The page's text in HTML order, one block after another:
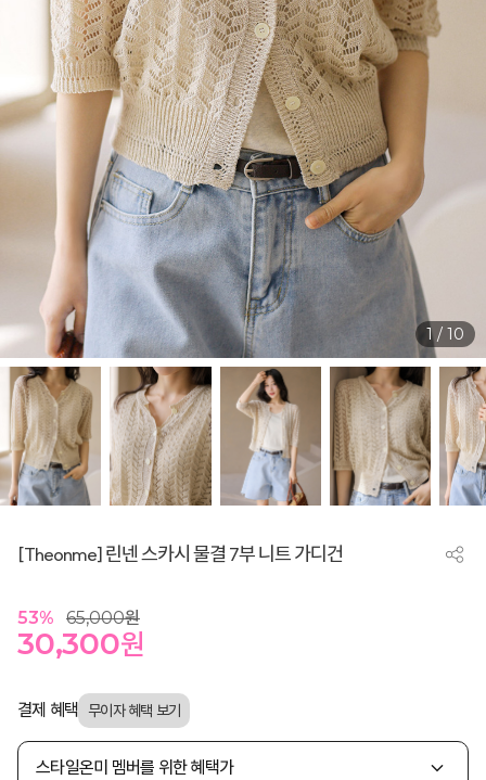
1 / 10
[Theonme] 린넨 스카시 물결 7부 니트 가디건
53% 65,000원
30,300원
결제 혜택
스타일온미 멤버를 위한 혜택가